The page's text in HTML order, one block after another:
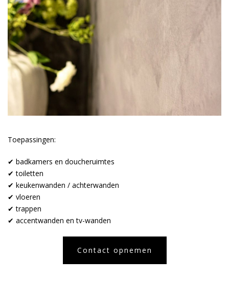
Toepassingen:
✔ badkamers en doucheruimtes
✔ toiletten
✔ keukenwanden / achterwanden
✔ vloeren
✔ trappen
✔ accentwanden en tv-wanden
Contact opnemen